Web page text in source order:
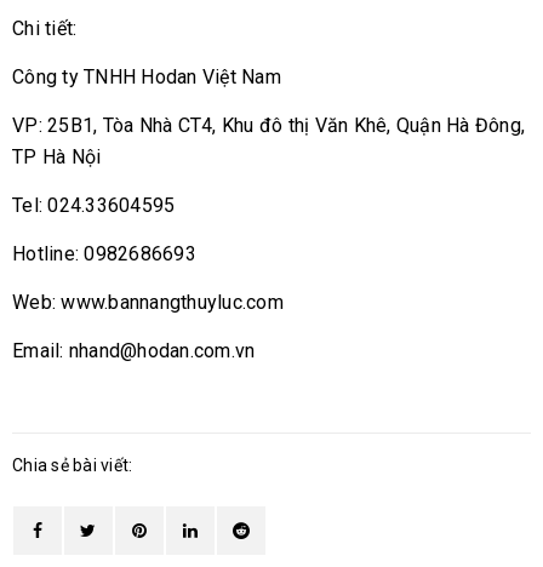
Chi tiết:
Công ty TNHH Hodan Việt Nam
VP: 25B1, Tòa Nhà CT4, Khu đô thị Văn Khê, Quận Hà Đông,
TP Hà Nội
Tel: 024.33604595
Hotline: 0982686693
Web: www.bannangthuyluc.com
Email: nhand@hodan.com.vn
Chia sẻ bài viết: